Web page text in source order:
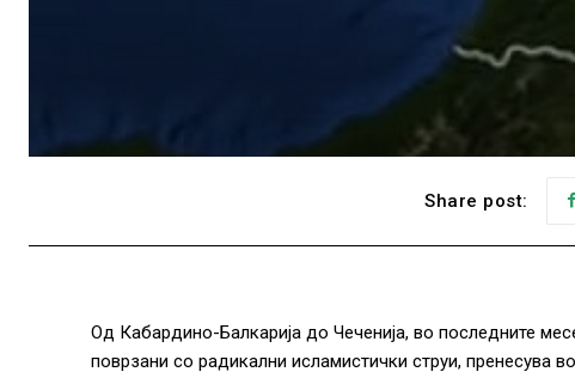
Share post:
Од Кабардино-Балкарија до Чеченија, во последните
поврзани со радикални исламистички струи, пренесува